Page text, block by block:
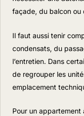
façade, du balcon ou
Il faut aussi tenir
condensats, du
l’entretien. Dans
de regrouper les
emplacement
Pour un